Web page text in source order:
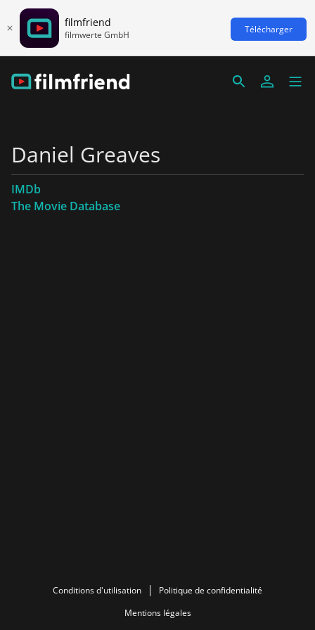
filmfriend
filmwerte GmbH Télécharger
Daniel Greaves
IMDb
The Movie Database
Conditions d'utilisation
Politique de confidentialité
Mentions légales